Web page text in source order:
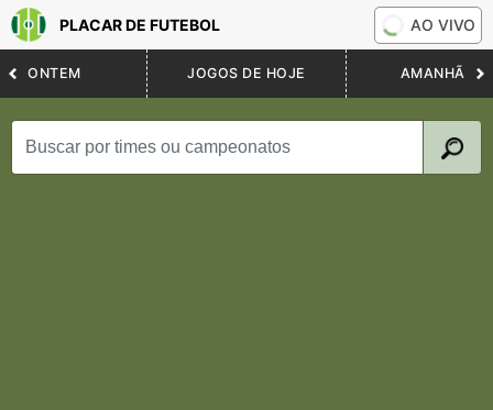
PLACAR DE FUTEBOL AO VIVO
ONTEM JOGOS DE HOJE AMANHÃ